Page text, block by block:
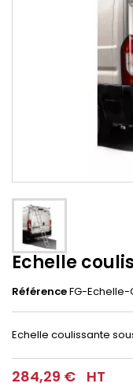
Echelle
RéférenceFG-Echelle-
Echelle coulissante
284,29 € HT